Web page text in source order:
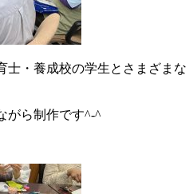
士・養成校の学生とさまざまな
がら制作です^-^